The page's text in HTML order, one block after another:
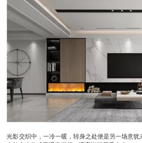
光影交织中，一冷一暖，转身之处便是另一场意